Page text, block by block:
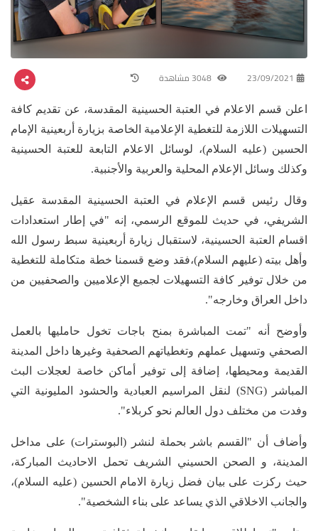
23/09/2021
اعلن قسم الاعلام في العتبة الحسينية المقدسة، عن تقديم كافة
التسهيلات اللازمة للتغطية الإعلامية الخاصة بزيارة أربعينية الإمام
الحسين (عليه السلام)، لوسائل الاعلام التابعة للعتبة الحسينية
وكذلك وسائل الإعلام المحلية والعربية والأجنبية.
وقال رئيس قسم الإعلام في العتبة الحسينية المقدسة عقيل
الشريفي، في حديث للموقع الرسمي، إنه "في إطار استعدادات
اقسام العتبة الحسينية، لاستقبال زيارة أربعينية سبط رسول الله
وأهل بيته (عليهم السلام)،فقد وضع قسمنا خطة متكاملة للتغطية
من خلال توفير كافة التسهيلات لجميع الإعلاميين والصحفيين من
داخل العراق وخارجه".
وأوضح أنه "تمت المباشرة بمنح باجات تخول حامليها بالعمل
الصحفي وتسهيل عملهم وتغطياتهم الصحفية وغيرها داخل المدينة
القديمة ومحيطها، إضافة إلى توفير أماكن خاصة لعجلات البث
المباشر (SNG) لنقل المراسيم العبادية والحشود المليونية التي
وفدت من مختلف دول العالم نحو كربلاء".
وأضاف أن "القسم باشر بحملة لنشر (البوسترات) على مداخل
المدينة، و الصحن الحسيني الشريف تحمل الاحاديث المباركة،
حيث ركزت على بيان فضل زيارة الامام الحسين (عليه السلام)،
والجانب الاخلاقي الذي يساعد على بناء الشخصية".